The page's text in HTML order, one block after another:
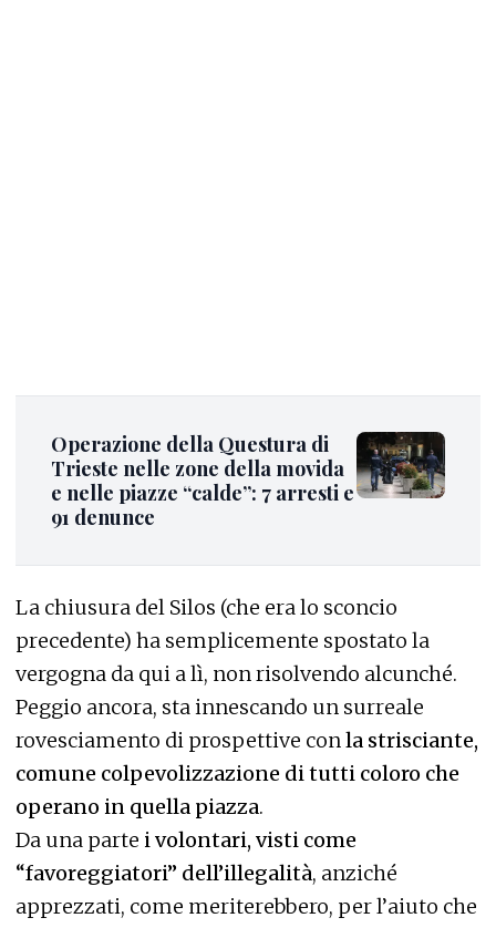
Operazione della Questura di
Trieste nelle zone della movida
e nelle piazze “calde”: 7 arresti e
91 denunce
La chiusura del Silos (che era lo sconcio
precedente) ha semplicemente spostato la
vergogna da qui a lì, non risolvendo alcunché.
Peggio ancora, sta innescando un surreale
rovesciamento di prospettive conla strisciante,
comune colpevolizzazione di tutti coloro che
operano in quella piazza.
Da una parte i volontari, visti come
“favoreggiatori” dell’illegalità, anziché
apprezzati, come meriterebbero, per l’aiuto che